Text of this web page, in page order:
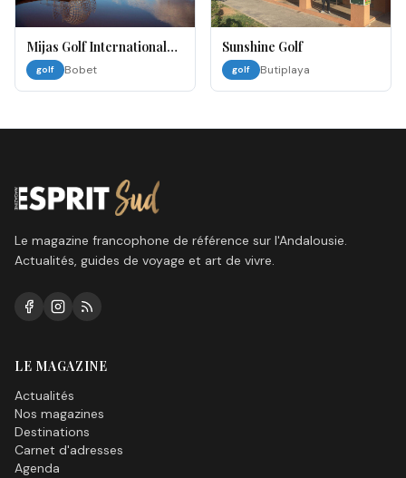
Mijas Golf International
SAU - MIJAS GOLF CLUB
golf Bobet
Sunshine Golf
golf Butiplaya
Le magazine francophone de référence sur l'Andalousie.
Actualités, guides de voyage et art de vivre.
LE MAGAZINE
Actualités
Nos magazines
Destinations
Carnet d'adresses
Agenda